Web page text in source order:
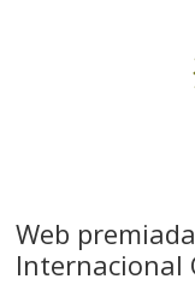
Web
Internacional